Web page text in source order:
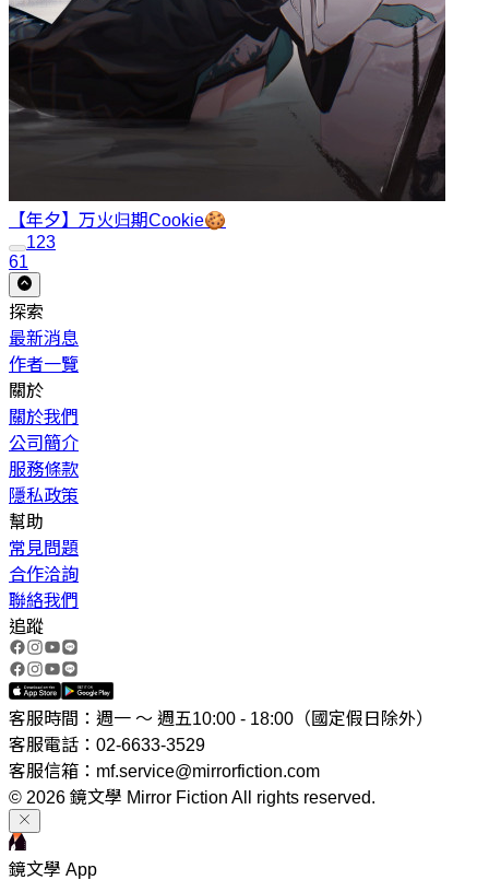
【年夕】万火归期Cookie🍪
123
61
探索
最新消息
作者一覽
關於
關於我們
公司簡介
服務條款
隱私政策
幫助
常見問題
合作洽詢
聯絡我們
追蹤
客服時間：週一 ～ 週五10:00 - 18:00（國定假日除外）
客服電話：02-6633-3529
客服信箱：mf.service@mirrorfiction.com
© 2026 鏡文學 Mirror Fiction All rights reserved.
鏡文學 App